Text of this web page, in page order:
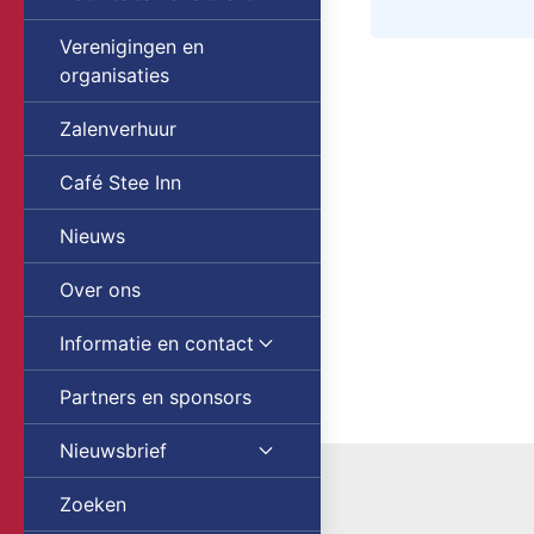
Verenigingen en
organisaties
Zalenverhuur
Café Stee Inn
Nieuws
Over ons
Informatie en contact
Partners en sponsors
Nieuwsbrief
Zoeken